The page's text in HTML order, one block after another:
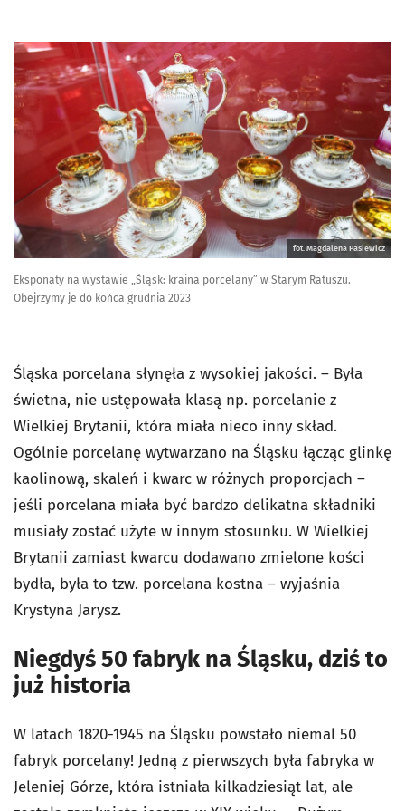
fot. Magdalena Pasiewicz
Eksponaty na wystawie „Śląsk: kraina porcelany” w Starym Ratuszu.
Obejrzymy je do końca grudnia 2023
Śląska porcelana słynęła z wysokiej jakości. – Była
świetna, nie ustępowała klasą np. porcelanie z
Wielkiej Brytanii, która miała nieco inny skład.
Ogólnie porcelanę wytwarzano na Śląsku łącząc glinkę
kaolinową, skaleń i kwarc w różnych proporcjach –
jeśli porcelana miała być bardzo delikatna składniki
musiały zostać użyte w innym stosunku. W Wielkiej
Brytanii zamiast kwarcu dodawano zmielone kości
bydła, była to tzw. porcelana kostna – wyjaśnia
Krystyna Jarysz.
Niegdyś 50 fabryk na Śląsku, dziś to
już historia
W latach 1820-1945 na Śląsku powstało niemal 50
fabryk porcelany! Jedną z pierwszych była fabryka w
Jeleniej Górze, która istniała kilkadziesiąt lat, ale